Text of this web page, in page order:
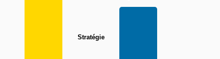
Stratégie